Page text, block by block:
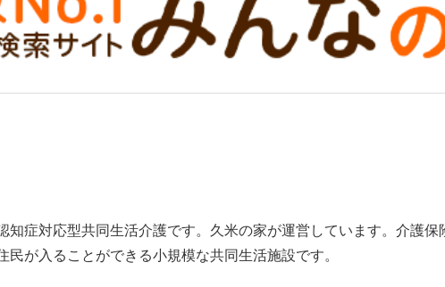
症対応型共同生活介護です。久米の家が運営しています。介護
が入ることができる小規模な共同生活施設です。